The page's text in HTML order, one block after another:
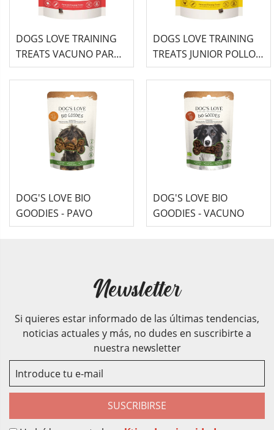
DOGS LOVE TRAINING
TREATS VACUNO PARA
PERRO 150GR
DOGS LOVE TRAINING
TREATS JUNIOR POLLO
PARA PERRO 150GR
DOG'S LOVE BIO
GOODIES - PAVO
DOG'S LOVE BIO
GOODIES - VACUNO
Newsletter
Si quieres estar informado de las últimas tendencias,
noticias actuales y más, no dudes en suscribirte a
nuestra newsletter
SUSCRIBIRSE